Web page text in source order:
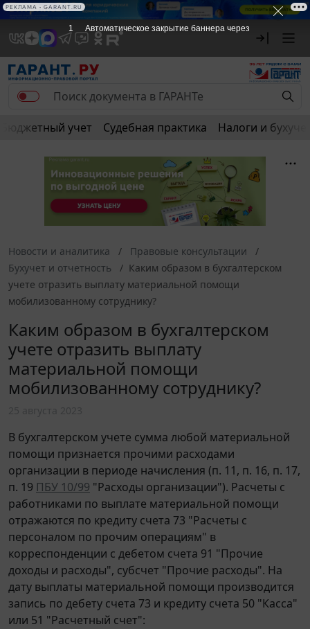
РЕКЛАМА
Бюджетный учет Судебная практика Налоги и
Новости и аналитика
Правовые консультации
Бухучет и отчетность
Каким образом в бухгалтерском
учете отразить выплату материальной помощи
мобилизованному сотруднику?
Каким образом в бухгалтерском
учете отразить выплату
материальной помощи
мобилизованному сотруднику?
В бухгалтерском учете сумма любой материальной
помощи признается прочими расходами
организации в периоде начисления (п. 11, п. 16, п. 17,
п. 19 ПБУ 10/99 "Расходы организации"). Расчеты с
работниками по выплате материальной помощи
отражаются по кредиту счета 73 "Расчеты с
персоналом по прочим операциям" в
корреспонденции с дебетом счета 91 "Прочие
доходы и расходы", субсчет "Прочие расходы". На
дату выплаты материальной помощи производится
запись по дебету счета 73 и кредиту счета 50 "Касса"
или 51 "Расчетный счет":